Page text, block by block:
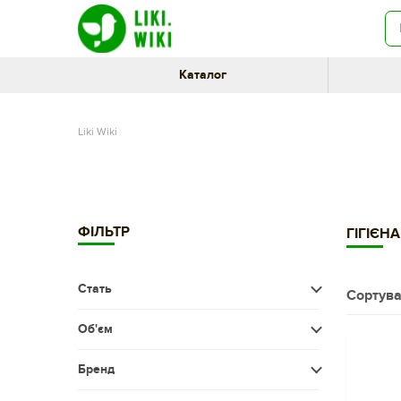
Каталог
Liki Wiki
ФІЛЬТР
Стать
Діти
Об'єм
Бренд